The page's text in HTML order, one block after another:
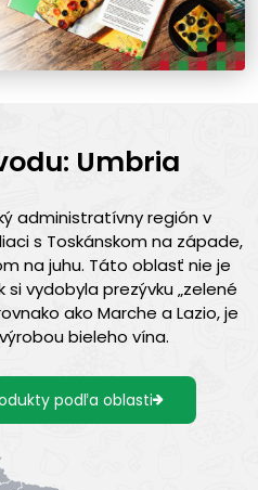
Umbria
administratívny región v
s Toskánskom na západe,
na juhu. Táto oblasť nie je
vydobyla prezývku „zelené
ako Marche a Lazio, je
bieleho vína.
podľa oblasti